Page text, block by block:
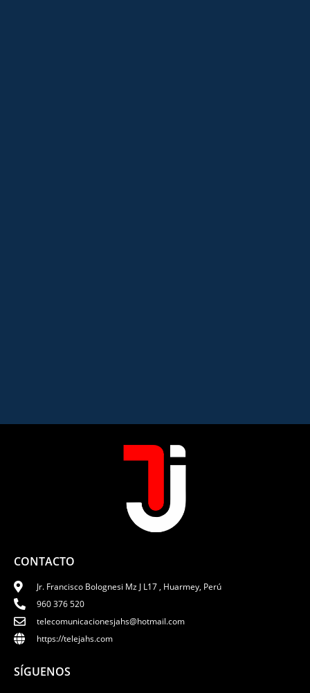
CONTACTO
Jr. Francisco Bolognesi Mz J L17 , Huarmey, Perú
960 376 520
telecomunicacionesjahs@hotmail.com
https://telejahs.com
SÍGUENOS